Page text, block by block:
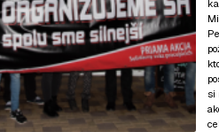
si